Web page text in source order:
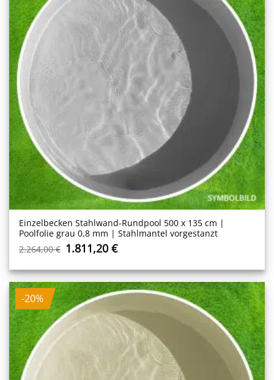
Einzelbecken Stahl­wand-Rundpool 500 x 135 cm |
Poolfolie grau 0,8 mm | Stahlmantel vorgestanzt
2.264,00€ Ursprünglicher
war:
2.264,00 €
1.811,20€Aktueller
ist:
1.811,20 €.
-20%